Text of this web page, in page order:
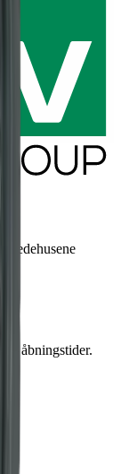
åbningstider.